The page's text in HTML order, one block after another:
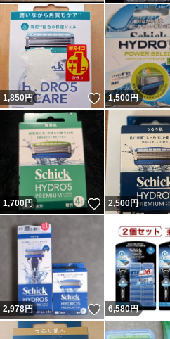
1,850円 いいね！
1,500円
1,700円 いいね！
2,500円
2,978円 いいね！
6,580円